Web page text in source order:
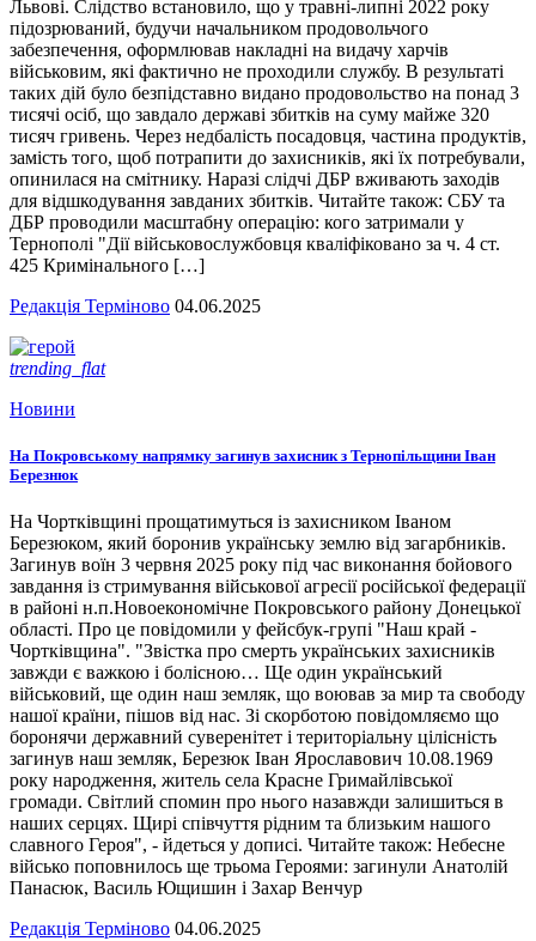
Львові. Слідство встановило, що у травні-липні 2022 року
підозрюваний, будучи начальником продовольчого
забезпечення, оформлював накладні на видачу харчів
військовим, які фактично не проходили службу. В результаті
таких дій було безпідставно видано продовольство на понад 3
тисячі осіб, що завдало державі збитків на суму майже 320
тисяч гривень. Через недбалість посадовця, частина продуктів,
замість того, щоб потрапити до захисників, які їх потребували,
опинилася на смітнику. Наразі слідчі ДБР вживають заходів
для відшкодування завданих збитків. Читайте також: СБУ та
ДБР проводили масштабну операцію: кого затримали у
Тернополі "Дії військовослужбовця кваліфіковано за ч. 4 ст.
425 Кримінального […]
Редакція Терміново 04.06.2025
trending_flat
Новини
На Покровському напрямку загинув захисник з Тернопільщини Іван
Березнюк
На Чортківщині прощатимуться із захисником Іваном
Березюком, який боронив українську землю від загарбників.
Загинув воїн 3 червня 2025 року під час виконання бойового
завдання із стримування військової агресії російської федерації
в районі н.п.Новоекономічне Покровського району Донецької
області. Про це повідомили у фейсбук-групі "Наш край -
Чортківщина". "Звістка про смерть українських захисників
завжди є важкою і болісною… Ще один український
військовий, ще один наш земляк, що воював за мир та свободу
нашої країни, пішов від нас. Зі скорботою повідомляємо що
боронячи державний суверенітет і територіальну цілісність
загинув наш земляк, Березюк Іван Ярославович 10.08.1969
року народження, житель села Красне Гримайлівської
громади. Світлий спомин про нього назавжди залишиться в
наших серцях. Щирі співчуття рідним та близьким нашого
славного Героя", - йдеться у дописі. Читайте також: Небесне
військо поповнилось ще трьома Героями: загинули Анатолій
Панасюк, Василь Ющишин і Захар Венчур
Редакція Терміново 04.06.2025